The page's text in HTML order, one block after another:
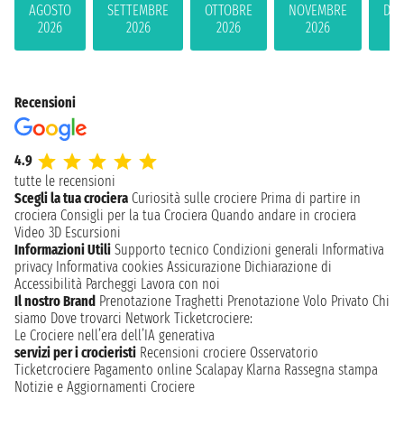
AGOSTO
2026
SETTEMBRE
2026
OTTOBRE
2026
NOVEMBRE
2026
Recensioni
4.9
tutte le recensioni
Scegli la tua crociera Curiosità sulle crociere Prima di partire in
crociera Consigli per la tua Crociera Quando andare in crociera
Video 3D Escursioni
Informazioni Utili Supporto tecnico Condizioni generali Informativa
privacy Informativa cookies Assicurazione Dichiarazione di
Accessibilità Parcheggi Lavora con noi
Il nostro Brand Prenotazione Traghetti Prenotazione Volo Privato Chi
siamo Dove trovarci Network Ticketcrociere:
Le Crociere nell’era dell’IA generativa
servizi per i crocieristi Recensioni crociere Osservatorio
Ticketcrociere Pagamento online Scalapay Klarna Rassegna stampa
Notizie e Aggiornamenti Crociere